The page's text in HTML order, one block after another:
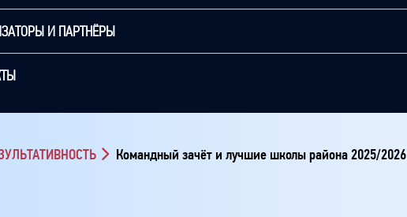
И ПАРТНЁРЫ
Командный зачёт и лучшие школы района 2025/2026